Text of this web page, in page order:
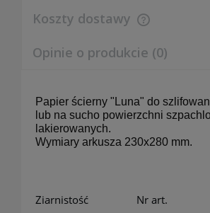
Koszty dostawy
Cena nie zawiera ewentualnych
Opinie o produkcie (0)
Papier ścierny "Luna" do
lub na sucho powierzchni
lakierowanych.
Wymiary arkusza 230x280 mm.
Ziarnistość Nr art.